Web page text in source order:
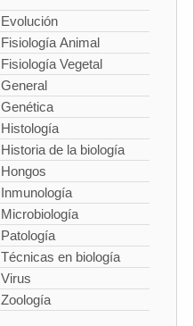
Evolución
Fisiología Animal
Fisiología Vegetal
General
Genética
Histología
Historia de la biología
Hongos
Inmunología
Microbiología
Patología
Técnicas en biología
Virus
Zoología